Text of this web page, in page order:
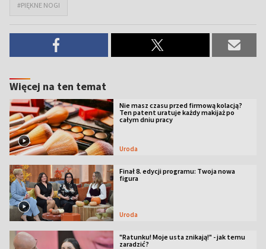
#PIĘKNE NOGI
Więcej na ten temat
Nie masz czasu przed firmową kolacją?
Ten patent uratuje każdy makijaż po
całym dniu pracy
Uroda
Finał 8. edycji programu: Twoja nowa
figura
Uroda
"Ratunku! Moje usta znikają!" - jak temu
zaradzić?